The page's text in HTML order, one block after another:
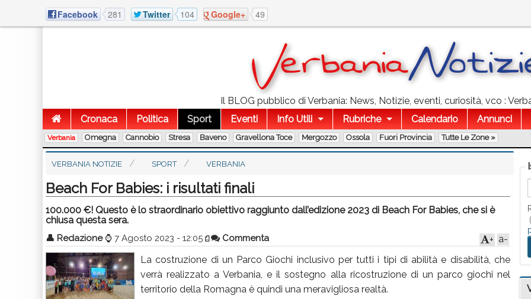
Facebook 281 Twitter 104 Google+ 49
Il BLOG pubblico di Verbania: News, Notizie, eventi, curiosità, vco :
Cronaca
Politica Sport Eventi Info Utili Rubriche Calendario Annunci
Verbania Omegna Cannobio Stresa Baveno Gravellona Toce Mergozzo Ossola Fuori Provincia Tutte Le Zone »
VERBANIA NOTIZIE SPORT VERBANIA
Beach For Babies: i risultati finali
100.000 €! Questo è lo straordinario obiettivo raggiunto dall’edizione 2023 di Beach For Babies, che si è
chiusa questa sera.
👤 Redazione ⌚ 7 Agosto 2023 - 12:05 Commenta a-
+
La costruzione di un Parco Giochi inclusivo per tutti i tipi di abilità e disabilità, che
verrà realizzato a Verbania, e il sostegno alla ricostruzione di un parco giochi nel
territorio della Romagna è quindi una meravigliosa realtà.